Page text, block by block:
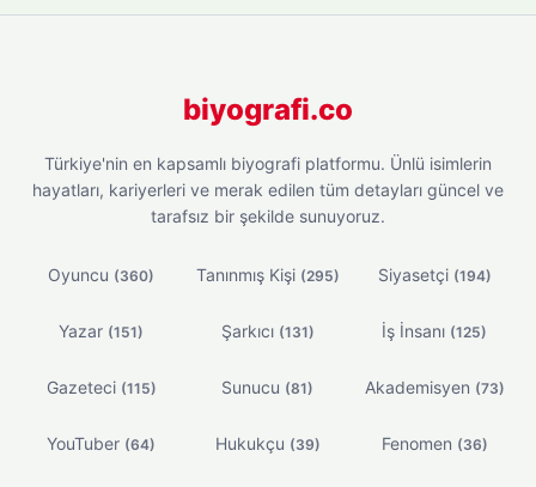
biyografi.co
Türkiye'nin en kapsamlı biyografi platformu. Ünlü isimlerin
hayatları, kariyerleri ve merak edilen tüm detayları güncel ve
tarafsız bir şekilde sunuyoruz.
Oyuncu (360) Tanınmış Kişi (295) Siyasetçi (194)
Yazar (151) Şarkıcı (131) İş İnsanı (125)
Gazeteci (115) Sunucu (81) Akademisyen (73)
YouTuber (64) Hukukçu (39) Fenomen (36)